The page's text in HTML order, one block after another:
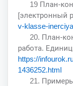
19 План-
[электронный
v-klasse-
20. План-
работа.
https://
1436252.html
21.